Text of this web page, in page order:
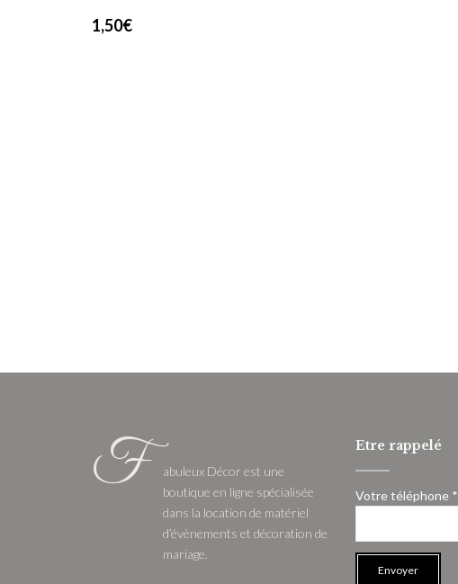
1,50€
F
abuleux Décor est une
boutique en ligne spécialisée
dans la location de matériel
d’évènements et décoration de
mariage.
Etre rappelé
Votre téléphone *